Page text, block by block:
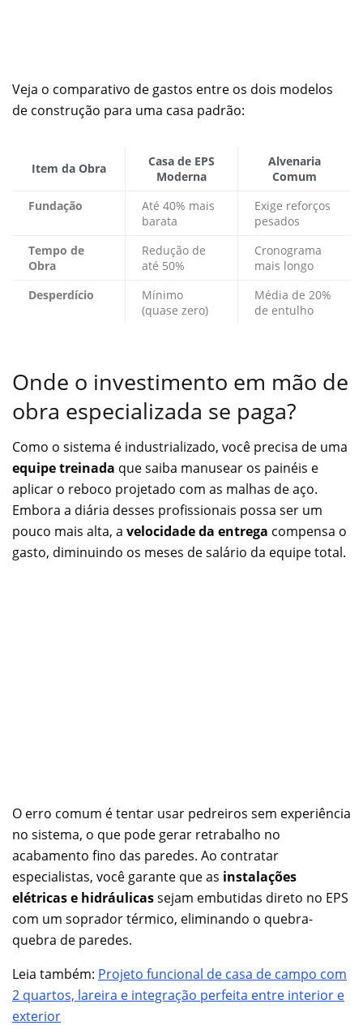
Veja o comparativo de gastos entre os dois modelos
de construção para uma casa padrão:
Item da Obra
Casa de EPS
Moderna
Alvenaria
Comum
Fundação
Até 40% mais
barata
Exige reforços
pesados
Tempo de
Obra
Redução de
até 50%
Cronograma
mais longo
Desperdício
Mínimo
(quase zero)
Média de 20%
de entulho
Onde o investimento em mão de
obra especializada se paga?
Como o sistema é industrializado, você precisa de uma
equipe treinada que saiba manusear os painéis e
aplicar o reboco projetado com as malhas de aço.
Embora a diária desses profissionais possa ser um
pouco mais alta, a velocidade da entrega compensa o
gasto, diminuindo os meses de salário da equipe total.
O erro comum é tentar usar pedreiros sem experiência
no sistema, o que pode gerar retrabalho no
acabamento fino das paredes. Ao contratar
especialistas, você garante que as instalações
elétricas e hidráulicassejam embutidas direto no EPS
com um soprador térmico, eliminando o quebra-
quebra de paredes.
Leia também: Projeto funcional de casa de campo com
2 quartos, lareira e integração perfeita entre interior e
exterior